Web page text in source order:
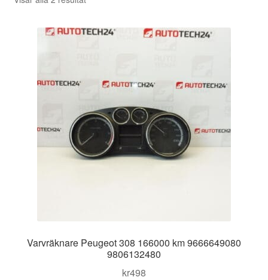
senaste
Varvräknare Peugeot 308 166000 km 9666649080
9806132480
kr498